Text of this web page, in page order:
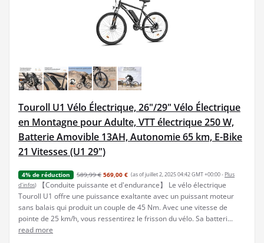
Touroll U1 Vélo Électrique, 26"/29" Vélo Électrique
en Montagne pour Adulte, VTT électrique 250 W,
Batterie Amovible 13AH, Autonomie 65 km, E-Bike
21 Vitesses (U1 29")
4% de réduction 589,99 € 569,00 € (as of juillet 2, 2025 04:42 GMT +00:00 - Plus
d’infos)
【Conduite puissante et d'endurance】 Le vélo électrique
Touroll U1 offre une puissance exaltante avec un puissant moteur
sans balais qui produit un couple de 45 Nm. Avec une vitesse de
pointe de 25 km/h, vous ressentirez le frisson du vélo. Sa batteri...
read more